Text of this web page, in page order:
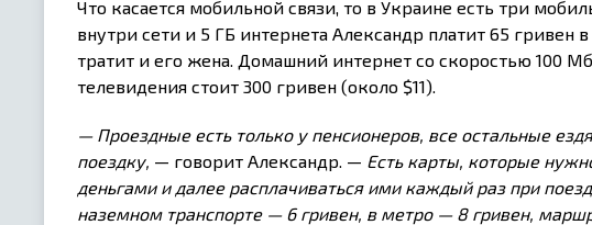
Что касается мобильной связи, то в Украине есть три
внутри сети и 5 ГБ интернета Александр платит 65 гривен
тратит и его жена. Домашний интернет со скоростью 100
телевидения стоит 300 гривен (около $11).
— Проездные есть только у пенсионеров, все остальные
поездку, — говорит Александр. — Есть карты, которые
деньгами и далее расплачиваться ими каждый раз при
наземном транспорте — 6 гривен, в метро — 8 гривен,